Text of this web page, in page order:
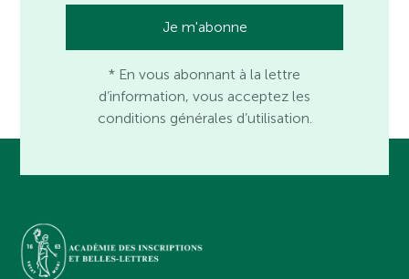
* En vous abonnant à la lettre
d’information, vous acceptez les
conditions générales d’utilisation.